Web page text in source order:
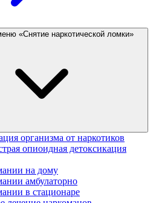
«Снятие наркотической ломки»
организма от наркотиков
опиоидная детоксикация
на дому
амбулаторно
в стационаре